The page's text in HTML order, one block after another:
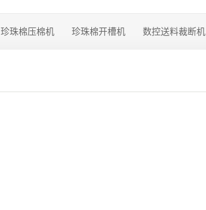
珍珠棉压棉机 珍珠棉开槽机 数控送料裁断机